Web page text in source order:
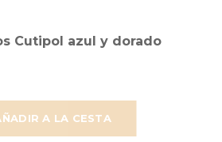
A LA CESTA
Cutipol azul y dorado